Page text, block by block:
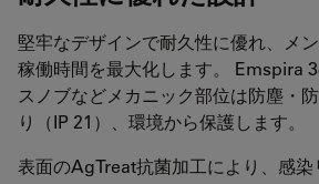
堅牢なデザインで耐久性に優れ、メ
稼働時間を最大化します。 Emspira
スノブなどメカニック部位は防塵・
り（IP 21）、環境から保護します。
表面のAgTreat抗菌加工により、感染